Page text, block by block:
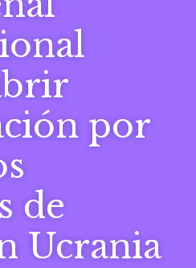
por
de
Ucrania